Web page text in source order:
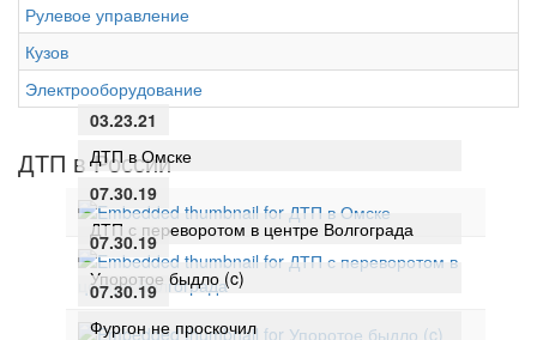
Рулевое управление
Кузов
Электрооборудование
ДТП в России
03.23.21
ДТП в Омске
07.30.19
ДТП с переворотом в центре Волгограда
07.30.19
Упоротое быдло (c)
07.30.19
Фургон не проскочил